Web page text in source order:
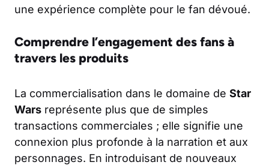
une expérience complète pour le fan dévoué.
Comprendre l’engagement des fans à
travers les produits
La commercialisation dans le domaine de Star
Wars représente plus que de simples
transactions commerciales ; elle signifie une
connexion plus profonde à la narration et aux
personnages. En introduisant de nouveaux